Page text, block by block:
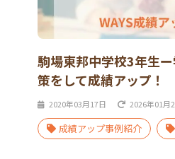
駒場東邦中学校3年生
策をして成績アップ！
2020年03月17日 2026年01月
成績アップ事例紹介